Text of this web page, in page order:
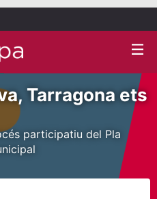
Tarragona ets
participatiu del Pla